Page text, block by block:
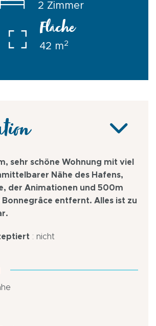
2 Zimmer
Fläche
42 m2
sehr schöne Wohnung mit viel
Nähe des Hafens,
der Animationen und 500m
entfernt. Alles ist zu
: nicht